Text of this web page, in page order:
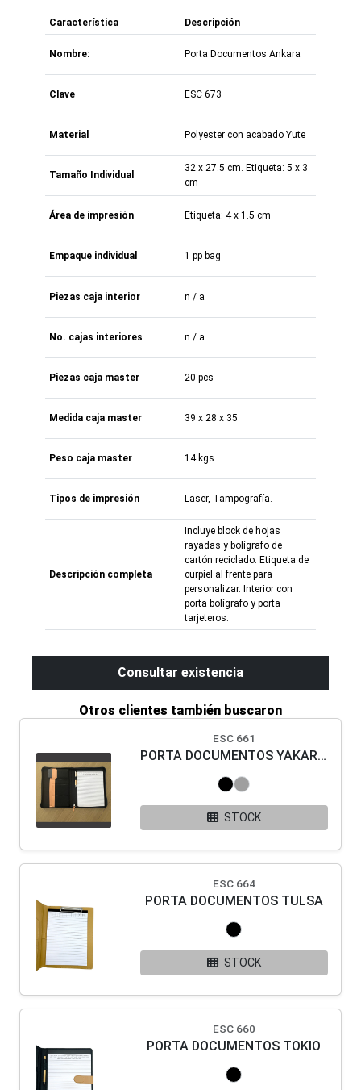
Característica Descripción
Nombre: Porta Documentos Ankara
Clave ESC 673
Material Polyester con acabado Yute
Tamaño Individual
32 x 27.5 cm. Etiqueta: 5 x 3
cm
Área de impresión Etiqueta: 4 x 1.5 cm
Empaque individual 1 pp bag
Piezas caja interior n / a
No. cajas interiores n / a
Piezas caja master 20 pcs
Medida caja master 39 x 28 x 35
Peso caja master 14 kgs
Tipos de impresión Laser, Tampografía.
Descripción completa
Incluye block de hojas
rayadas y bolígrafo de
cartón reciclado. Etiqueta de
curpiel al frente para
personalizar. Interior con
porta bolígrafo y porta
tarjeteros.
Consultar existencia
Otros clientes también buscaron
ESC 661
PORTA DOCUMENTOS YAKARTA
STOCK
ESC 664
PORTA DOCUMENTOS TULSA
STOCK
ESC 660
PORTA DOCUMENTOS TOKIO